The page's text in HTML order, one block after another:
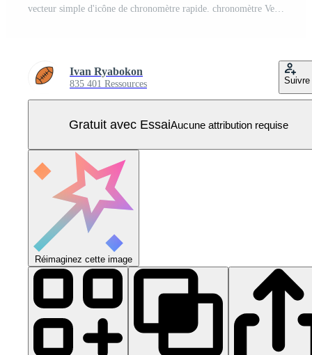
vecteur simple d'icône de chronomètre rapide. chronomètre Vecteur Pro
Ivan Ryabokon
835 401 Ressources Suivre
Gratuit avec EssaiAucune attribution requise
Réimaginez cette image